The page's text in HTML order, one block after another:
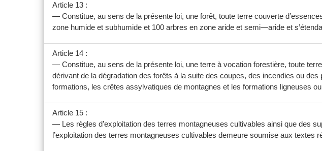
Article 13 :
— Constitue, au sens de la présente loi, une forêt, toute terre couverte
zone humide et subhumide et 100 arbres en zone aride et semi—aride et
Article 14 :
— Constitue, au sens de la présente loi, une terre à vocation forestière, toute
dérivant de la dégradation des forêts à la suite des coupes, des incendies ou
formations, les crêtes assylvatiques de montagnes et les formations ligneuses
Article 15 :
— Les règles d’exploitation des terres montagneuses cultivables ainsi que des
l’exploitation des terres montagneuses cultivables demeure soumise aux textes